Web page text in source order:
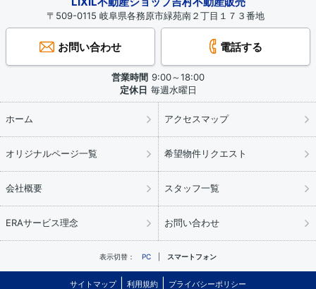
〒509-0115 岐阜県各務原市緑苑南２丁目１７３番地
お問い合わせ 電話する
営業時間 9:00～18:00
定休日 毎週水曜日
ホーム アクセスマップ
オリジナルページ一覧 希望物件リクエスト
会社概要 スタッフ一覧
ERAサービス理念 お問い合わせ
表示切替： PC スマートフォン
サイトマップ 利用規約 プライバシーポリシー